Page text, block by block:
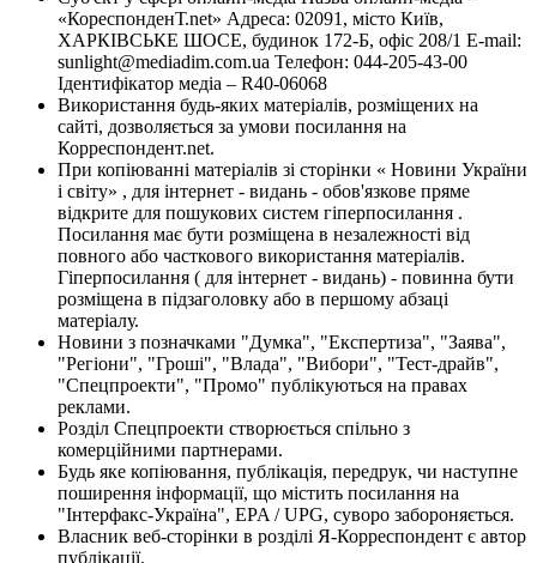
«КореспонденТ.net» Адреса: 02091, місто Київ,
ХАРКІВСЬКЕ ШОСЕ, будинок 172-Б, офіс 208/1 E-mail:
sunlight@mediadim.com.ua Телефон: 044-205-43-00
Ідентифікатор медіа – R40-06068
Використання будь-яких матеріалів, розміщених на
сайті, дозволяється за умови посилання на
Корреспондент.net.
При копіюванні матеріалів зі сторінки « Новини України
і світу» , для інтернет - видань - обов'язкове пряме
відкрите для пошукових систем гіперпосилання .
Посилання має бути розміщена в незалежності від
повного або часткового використання матеріалів.
Гіперпосилання ( для інтернет - видань) - повинна бути
розміщена в підзаголовку або в першому абзаці
матеріалу.
Новини з позначками "Думка", "Експертиза", "Заява",
"Регіони", "Гроші", "Влада", "Вибори", "Тест-драйв",
"Спецпроекти", "Промо" публікуються на правах
реклами.
Розділ Спецпроекти створюється спільно з
комерційними партнерами.
Будь яке копіювання, публікація, передрук, чи наступне
поширення інформації, що містить посилання на
"Інтерфакс-Україна", EPA / UPG, суворо забороняється.
Власник веб-сторінки в розділі Я-Корреспондент є автор
публікації.